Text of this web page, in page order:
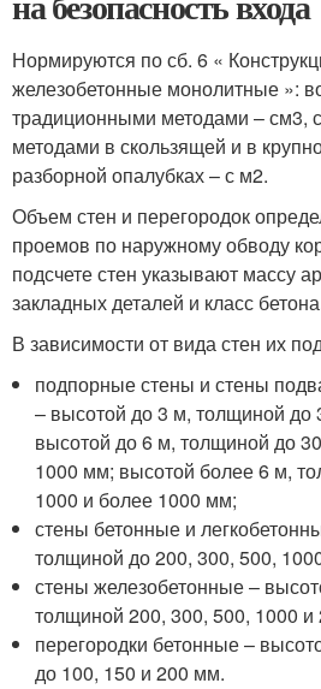
Нормируются по сб. 6 «
железобетонные монолитные »:
традиционными методами – см3,
методами в скользящей и в
разборной опалубках – с м2.
Объем стен и перегородок
проемов по на­ружному обводу
подсчете стен указывают массу
закладных деталей и класс
В зависимости от вида стен их
подпорные стены и стены
– высотой до 3 м, толщиной до
высотой до 6 м, толщиной до
1000 мм; высотой более 6 м,
1000 и более 1000 мм;
стены бетонные и
толщиной до 200, 300, 500,
стены железобетонные –
толщиной 200, 300, 500, 1000
перегородки бетонные –
до 100, 150 и 200 мм.